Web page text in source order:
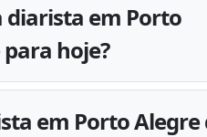
em Porto
hoje?
em Porto Alegre